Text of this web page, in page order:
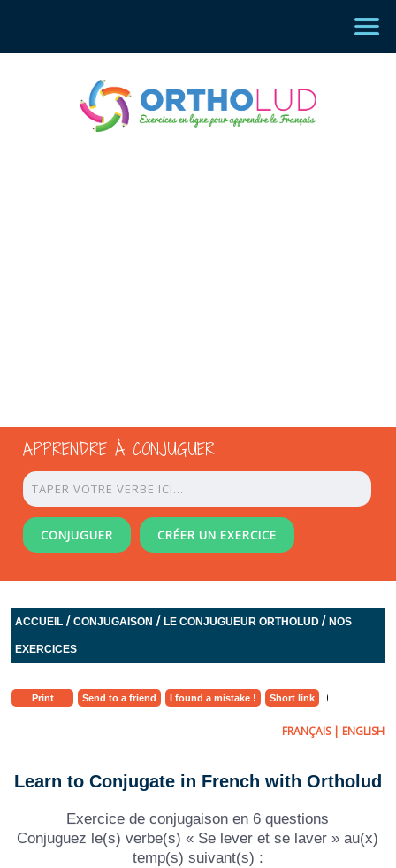
APPRENDRE À CONJUGUER
CONJUGUER CRÉER UN EXERCICE
ACCUEIL /CONJUGAISON /LE CONJUGUEUR ORTHOLUD/NOS
EXERCICES
Print Send to a friend I found a mistake ! Short link
FRANÇAIS| ENGLISH
Learn to Conjugate in French with Ortholud
Exercice de conjugaison en 6 questions
Conjuguez le(s) verbe(s) « Se lever et se laver » au(x)
temp(s) suivant(s) :